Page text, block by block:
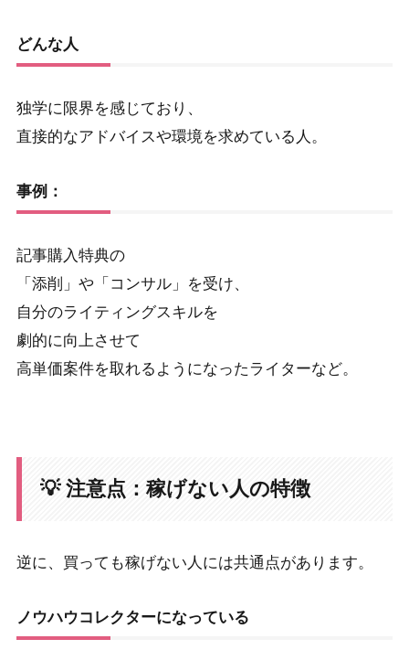
どんな人
独学に限界を感じており、
直接的なアドバイスや環境を求めている人。
事例：
記事購入特典の
「添削」や「コンサル」を受け、
自分のライティングスキルを
劇的に向上させて
高単価案件を取れるようになったライターなど。
💡 注意点：稼げない人の特徴
逆に、買っても稼げない人には共通点があります。
ノウハウコレクターになっている